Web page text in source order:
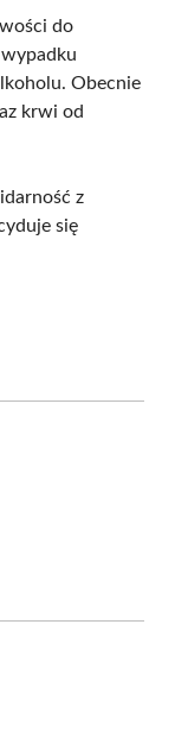
do
Obecnie
krwi od
z
się